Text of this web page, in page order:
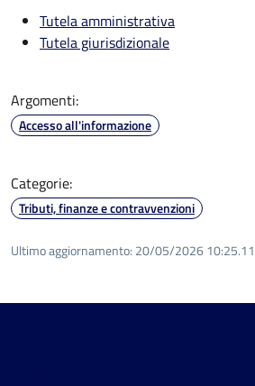
Tutela amministrativa
Tutela giurisdizionale
Argomenti:
Accesso all'informazione
Categorie:
Tributi, finanze e contravvenzioni
Ultimo aggiornamento: 20/05/2026 10:25.11